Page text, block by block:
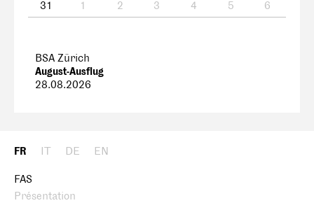
31
1 2 3 4 5 6
BSA Zürich
August-Ausflug
28.08.2026
FR IT DE EN
FAS
Présentation